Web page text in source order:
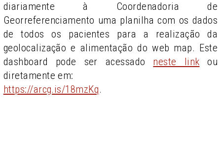
diariamente à Coordenadoria de
Georreferenciamento uma planilha com os dados
de todos os pacientes para a realização da
geolocalização e alimentação do web map. Este
dashboard pode ser acessado neste link ou
diretamente em:
https://arcg.is/18mzKq.